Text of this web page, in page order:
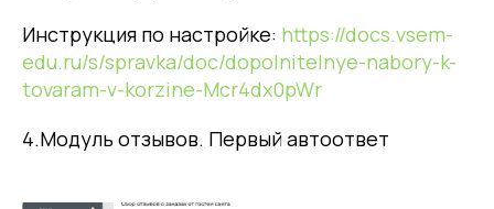
Инструкция по настройке: https://docs.vsem-
edu.ru/s/spravka/doc/dopolnitelnye-nabory-k-
tovaram-v-korzine-Mcr4dx0pWr
4.Модуль отзывов. Первый автоответ